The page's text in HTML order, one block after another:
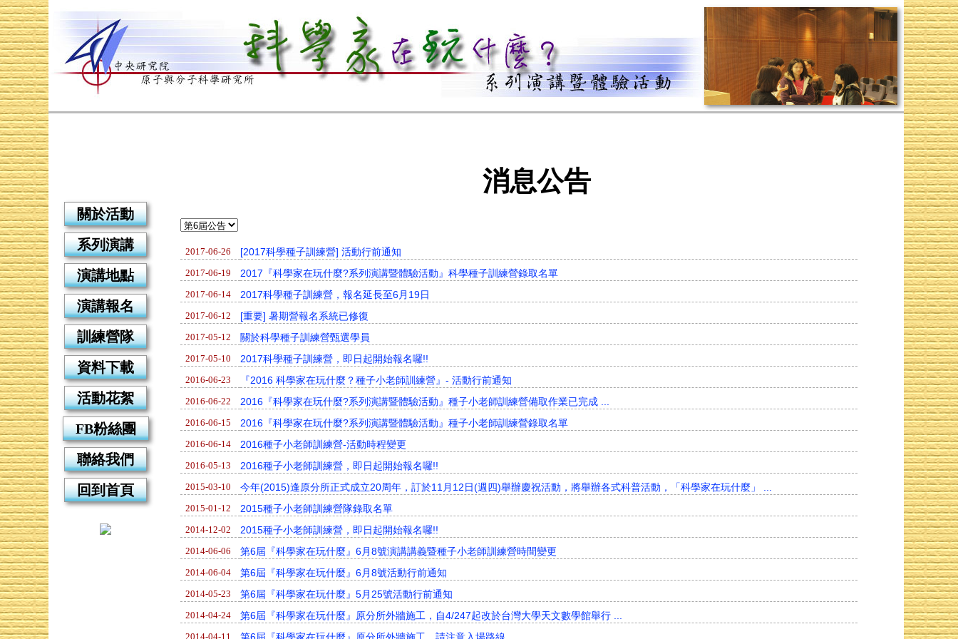
關於活動
系列演講
演講地點
演講報名
訓練營隊
資料下載
活動花絮
FB粉絲團
聯絡我們
回到首頁
消息公告
2017-06-26 [2017科學種子訓練營] 活動行前通知
2017-06-19 2017『科學家在玩什麼?系列演講暨體驗活動』科學種子訓練營錄取名單
2017-06-14 2017科學種子訓練營，報名延長至6月19日
2017-06-12 [重要] 暑期營報名系統已修復
2017-05-12 關於科學種子訓練營甄選學員
2017-05-10 2017科學種子訓練營，即日起開始報名囉!!
2016-06-23 『2016 科學家在玩什麼？種子小老師訓練營』- 活動行前通知
2016-06-22 2016『科學家在玩什麼?系列演講暨體驗活動』種子小老師訓練營備取作業已完成 ...
2016-06-15 2016『科學家在玩什麼?系列演講暨體驗活動』種子小老師訓練營錄取名單
2016-06-14 2016種子小老師訓練營-活動時程變更
2016-05-13 2016種子小老師訓練營，即日起開始報名囉!!
2015-03-10 今年(2015)逢原分所正式成立20周年，訂於11月12日(週四)舉辦慶祝活動，將舉辦各式科普活動，「科學家在玩什麼」 ...
2015-01-12 2015種子小老師訓練營隊錄取名單
2014-12-02 2015種子小老師訓練營，即日起開始報名囉!!
2014-06-06 第6屆『科學家在玩什麼』6月8號演講講義暨種子小老師訓練營時間變更
2014-06-04 第6屆『科學家在玩什麼』6月8號活動行前通知
2014-05-23 第6屆『科學家在玩什麼』5月25號活動行前通知
2014-04-24 第6屆『科學家在玩什麼』原分所外牆施工，自4/247起改於台灣大學天文數學館舉行 ...
2014-04-11 第6屆『科學家在玩什麼』原分所外牆施工，請注意入場路線